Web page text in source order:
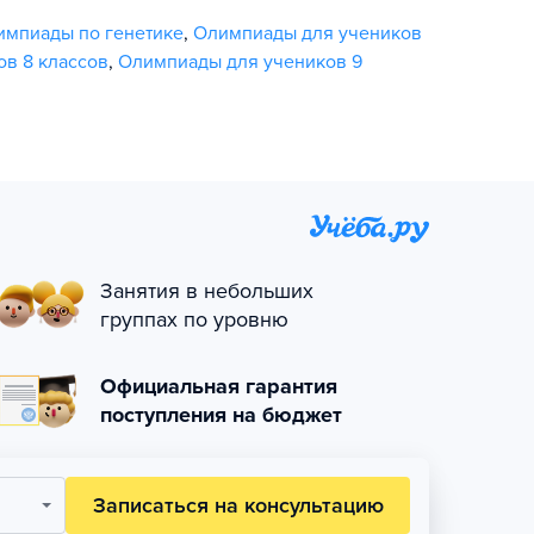
по генетике, Олимпиады для учеников
8 классов, Олимпиады для учеников 9
Занятия в небольших
группах по уровню
Официальная гарантия
поступления на бюджет
Записаться на консультацию